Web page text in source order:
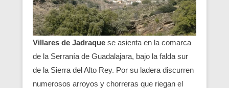
Villares de Jadraque se asienta en la comarca
de la Serranía de Guadalajara, bajo la falda sur
de la Sierra del Alto Rey. Por su ladera discurren
numerosos arroyos y chorreras que riegan el